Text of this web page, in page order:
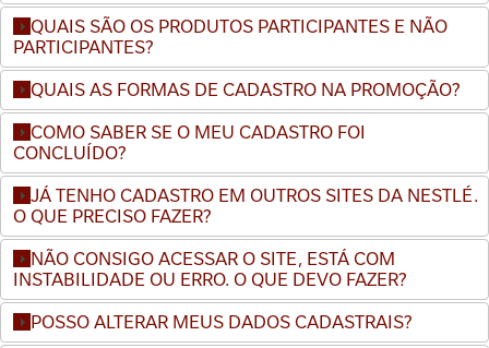
QUAIS SÃO OS PRODUTOS PARTICIPANTES E NÃO
PARTICIPANTES?
QUAIS AS FORMAS DE CADASTRO NA PROMOÇÃO?
COMO SABER SE O MEU CADASTRO FOI
CONCLUÍDO?
JÁ TENHO CADASTRO EM OUTROS SITES DA NESTLÉ.
O QUE PRECISO FAZER?
NÃO CONSIGO ACESSAR O SITE, ESTÁ COM
INSTABILIDADE OU ERRO. O QUE DEVO FAZER?
POSSO ALTERAR MEUS DADOS CADASTRAIS?